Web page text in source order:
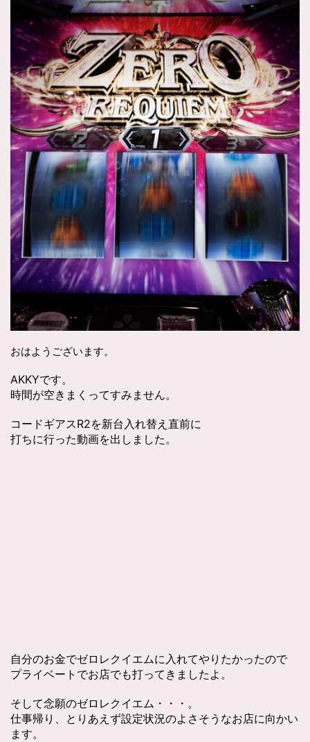
おはようございます。
AKKYです。
時間が空きまくってすみません。
コードギアスR2を新台入れ替え直前に
打ちに行った動画を出しました。
自分のお金でゼロレクイエムに入れてやりたかったので
プライベートでお店でも打ってきましたよ。
そして念願のゼロレクイエム・・・。
仕事帰り、とりあえず設定状況のよさそうなお店に向かい
ます。